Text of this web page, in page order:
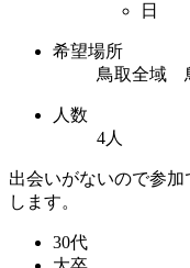
日
希望場所
鳥取全域
人数
4人
出会いがないので参
します。
30代